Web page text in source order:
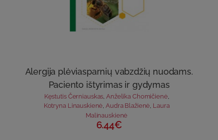
Alergija plėviasparnių vabzdžių nuodams.
Paciento ištyrimas ir gydymas
Kęstutis Černiauskas Anželika Chomičienė
Kotryna Linauskienė,Audra Blažienė, Laura
Malinauskienė
6.44€